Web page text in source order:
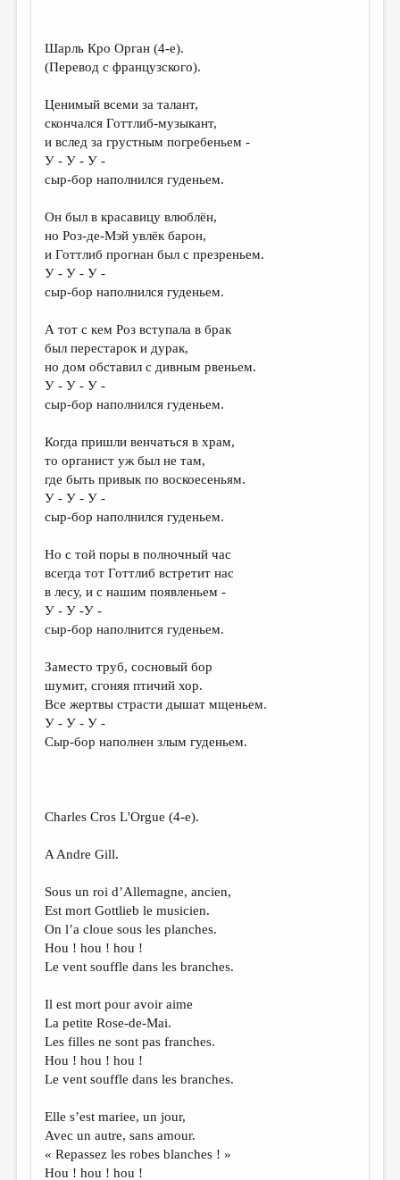
Шарль Кро Орган (4-e).
(Перевод с французского).
Ценимый всеми за талант,
скончался Готтлиб-музыкант,
и вслед за грустным погребеньем -
У - У - У -
сыр-бор наполнился гуденьем.
Он был в красавицу влюблён,
но Роз-де-Мэй увлёк барон,
и Готтлиб прогнан был с презреньем.
У - У - У -
сыр-бор наполнился гуденьем.
А тот с кем Роз вступала в брак
был перестарок и дурак,
но дом обставил с дивным рвеньем.
У - У - У -
сыр-бор наполнился гуденьем.
Когда пришли венчаться в храм,
то органист уж был не там,
где быть привык по воскоесеньям.
У - У - У -
сыр-бор наполнился гуденьем.
Но с той поры в полночный час
всегда тот Готтлиб встретит нас
в лесу, и с нашим появленьем -
У - У -У -
сыр-бор наполнится гуденьем.
Заместо труб, сосновый бор
шумит, сгоняя птичий хор.
Все жертвы страсти дышат мщеньем.
У - У - У -
Сыр-бор наполнен злым гуденьем.
Charles Cros L'Orgue (4-e).
A Andre Gill.
Sous un roi d’Allemagne, ancien,
Est mort Gottlieb le musicien.
On l’a cloue sous les planches.
Hou ! hou ! hou !
Le vent souffle dans les branches.
Il est mort pour avoir aime
La petite Rose-de-Mai.
Les filles ne sont pas franches.
Hou ! hou ! hou !
Le vent souffle dans les branches.
Elle s’est mariee, un jour,
Avec un autre, sans amour.
« Repassez les robes blanches ! »
Hou ! hou ! hou !